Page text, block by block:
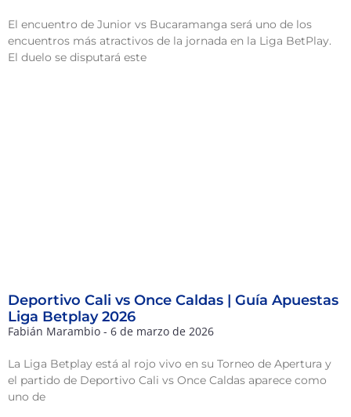
El encuentro de Junior vs Bucaramanga será uno de los
encuentros más atractivos de la jornada en la Liga BetPlay.
El duelo se disputará este
Deportivo Cali vs Once Caldas | Guía Apuestas
Liga Betplay 2026
Fabián Marambio 6 de marzo de 2026
La Liga Betplay está al rojo vivo en su Torneo de Apertura y
el partido de Deportivo Cali vs Once Caldas aparece como
uno de